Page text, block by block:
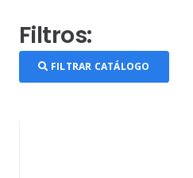
Filtros:
FILTRAR CATÁLOGO